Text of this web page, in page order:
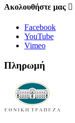
Aκολουθήστε μας 
Facebook
YouTube
Vimeo
Πληρωμή